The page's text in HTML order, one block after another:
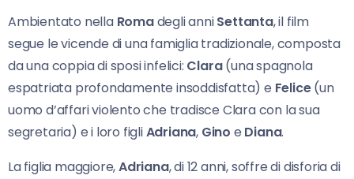
Ambientato nella Romadegli anniSettanta, il film
segue le vicende di una famiglia tradizionale, composta
da una coppia di sposi infelici: Clara(una spagnola
espatriata profondamente insoddisfatta) e Felice(un
uomo d’affari violento che tradisce Clara con la sua
segretaria) e i loro figliAdriana, Gino e Diana.
La figlia maggiore,Adriana, di 12 anni, soffre di disforia di